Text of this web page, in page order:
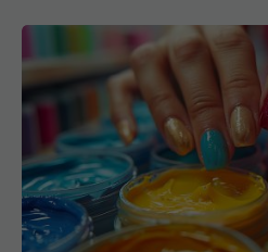
Soluția pe care trebuie să
înainte de a-ți face
18 iul 2025, 18:00